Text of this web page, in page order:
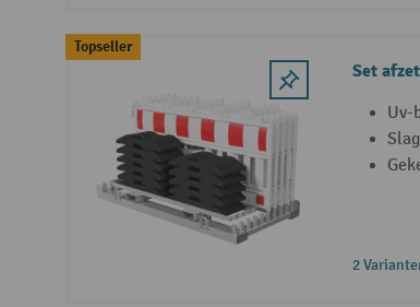
Topseller
Set
Uv-
2